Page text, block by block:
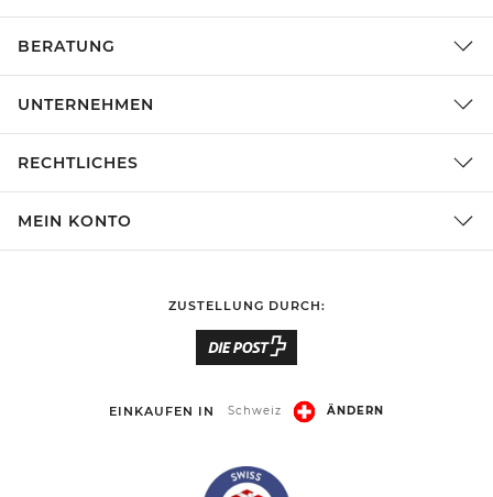
BERATUNG
UNTERNEHMEN
RECHTLICHES
MEIN KONTO
ZUSTELLUNG DURCH:
EINKAUFEN IN Schweiz ÄNDERN